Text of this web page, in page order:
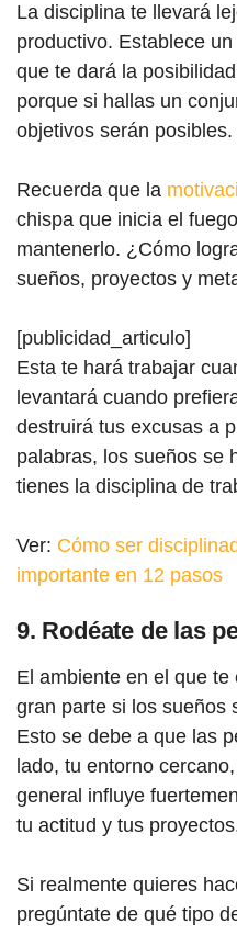
La disciplina te llevará
productivo. Establece
que te dará la
porque si hallas un
objetivos serán posibles.
Recuerda que la
chispa que inicia el
mantenerlo. ¿Cómo
sueños, proyectos y
[publicidad_articulo]
Esta te hará trabajar
levantará cuando
destruirá tus excusas a
palabras, los sueños se
tienes la disciplina de
Ver: Cómo ser
importante en 12 pasos
9. Rodéate de las
El ambiente en el que
gran parte si los sueños
Esto se debe a que las
lado, tu entorno
general influye
tu actitud y tus
Si realmente quieres
pregúntate de qué tipo